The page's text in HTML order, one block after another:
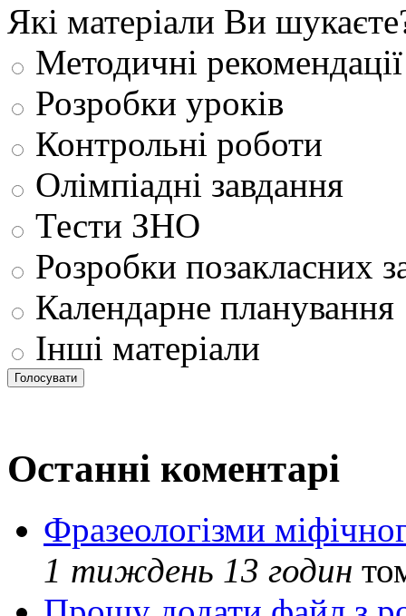
Які матеріали Ви
Методичні рекомендації
Розробки уроків
Контрольні роботи
Олімпіадні завдання
Тести ЗНО
Розробки позакласних
Календарне планування
Інші матеріали
Останні коментарі
Фразеологізми
1 тиждень 13 годин